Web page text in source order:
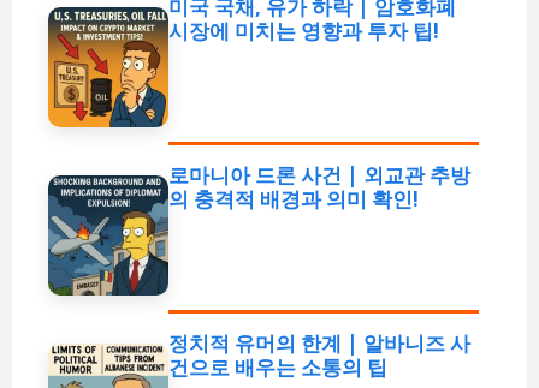
미국 국채, 유가 하락 | 암호화폐
시장에 미치는 영향과 투자 팁!
로마니아 드론 사건 | 외교관 추방
의 충격적 배경과 의미 확인!
정치적 유머의 한계 | 알바니즈 사
건으로 배우는 소통의 팁